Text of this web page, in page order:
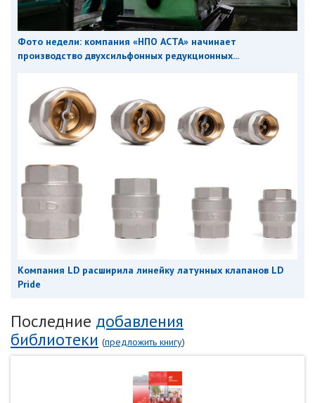
Фото недели: компания «НПО АСТА» начинает
производство двухсильфонных редукционных...
Компания LD расширила линейку латунных клапанов LD
Pride
Последние добавления
библиотеки (предложить книгу)